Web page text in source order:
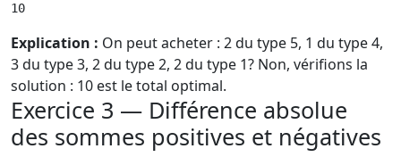
10
Explication : On peut acheter : 2 du type 5, 1 du type 4,
3 du type 3, 2 du type 2, 2 du type 1? Non, vérifions la
solution : 10 est le total optimal.
Exercice 3 — Différence absolue
des sommes positives et négatives